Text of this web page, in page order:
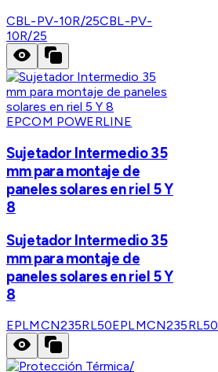
CBL-PV-10R/25CBL-PV-
10R/25
EPCOM POWERLINE
Sujetador Intermedio 35
mm para montaje de
paneles solares en riel 5 Y
8
Sujetador Intermedio 35
mm para montaje de
paneles solares en riel 5 Y
8
EPLMCN235RL50EPLMCN235RL50